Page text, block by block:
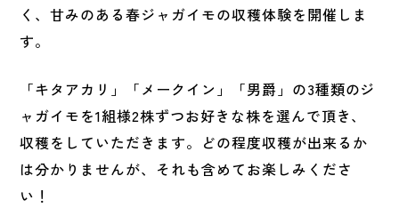
く、甘みのある春ジャガイモの収穫体験を開催しま
す。
「キタアカリ」「メークイン」「男爵」の3種類のジ
ャガイモを1組様2株ずつお好きな株を選んで頂き、
収穫をしていただきます。どの程度収穫が出来るか
は分かりませんが、それも含めてお楽しみくださ
い！